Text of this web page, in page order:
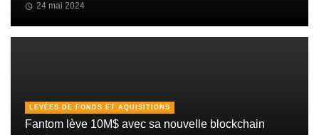
24 mai 2024
LEVÉES DE FONDS ET AQUISITIONS
Fantom lève 10M$ avec sa nouvelle blockchain